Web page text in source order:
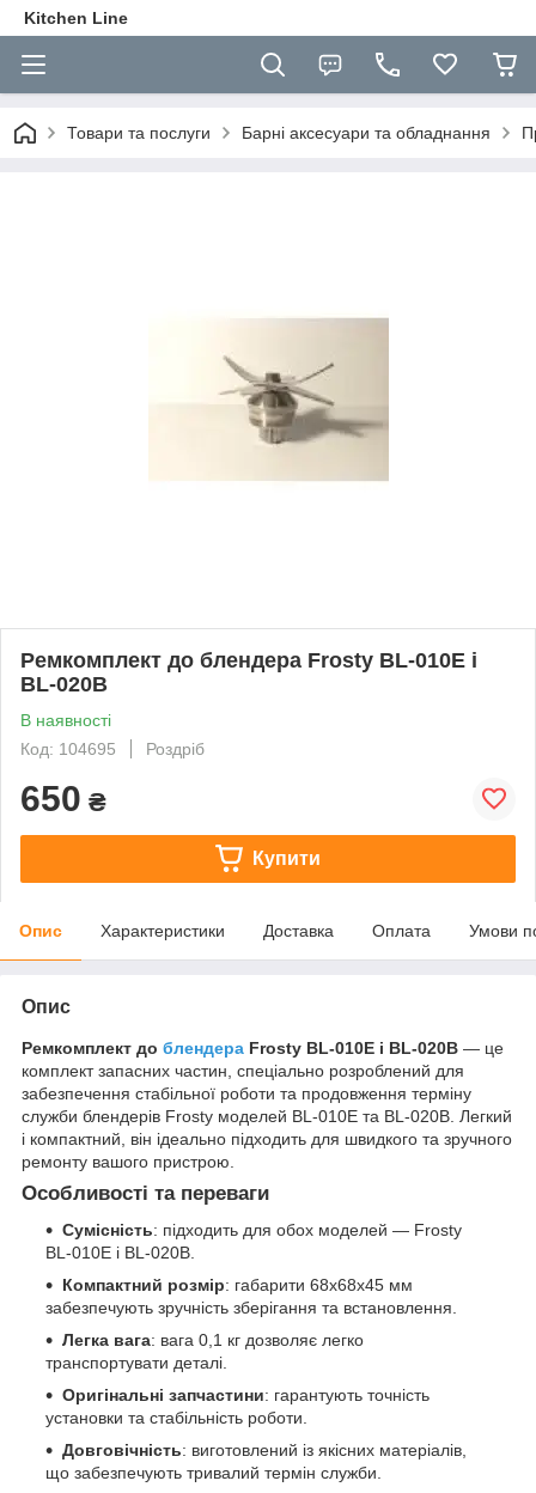
Kitchen Line
Товари та послуги Барні аксесуари та обладнання
Ремкомплект до блендера Frosty BL-010E і
BL-020B
В наявності
Код: 104695
Роздріб
650 ₴
Купити
Опис Характеристики Доставка Оплата Умови
Опис
Ремкомплект до блендера Frosty BL-010E і BL-020B — це
комплект запасних частин, спеціально розроблений для
забезпечення стабільної роботи та продовження терміну
служби блендерів Frosty моделей BL-010E та BL-020B. Легкий
і компактний, він ідеально підходить для швидкого та зручного
ремонту вашого пристрою.
Особливості та переваги
Сумісність: підходить для обох моделей — Frosty
BL-010E і BL-020B.
Компактний розмір: габарити 68x68x45 мм
забезпечують зручність зберігання та встановлення.
Легка вага: вага 0,1 кг дозволяє легко
транспортувати деталі.
Оригінальні запчастини: гарантують точність
установки та стабільність роботи.
Довговічність: виготовлений із якісних матеріалів,
що забезпечують тривалий термін служби.